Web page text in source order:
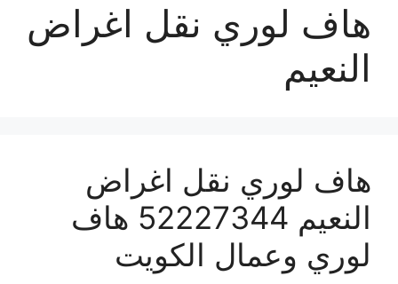
هاف لوري نقل اغراض
النعيم
هاف لوري نقل اغراض
النعيم 52227344 هاف
لوري وعمال الكويت